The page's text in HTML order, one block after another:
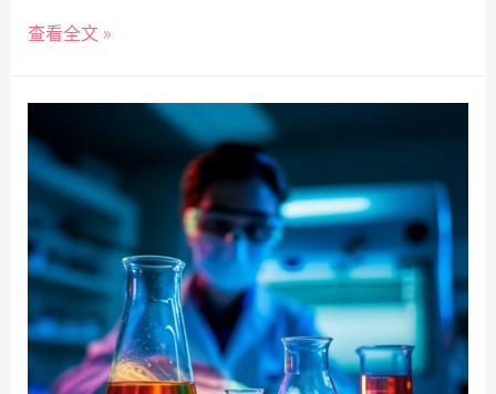
查看全文 »